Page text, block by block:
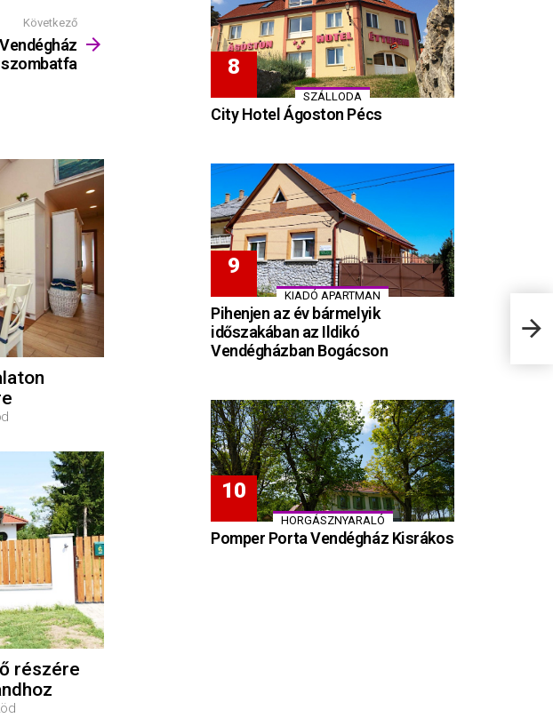
Következő
részére
SZÁLLODA
City Hotel Ágoston Pécs
KIADÓ APARTMAN
Pihenjen az év bármelyik
időszakában az Ildikó
Vendégházban Bogácson
HORGÁSZNYARALÓ
Pomper Porta Vendégház Kisrákos